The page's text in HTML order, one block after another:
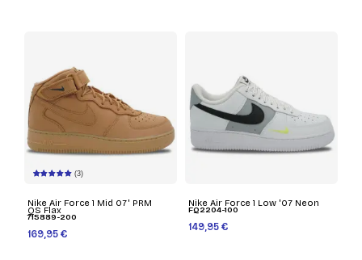
(3)
Nike Air Force 1 Mid 07' PRM
QS Flax
715889-200
169,95 €
Nike Air Force 1 Low '07 Neon
FQ2204-100
149,95 €